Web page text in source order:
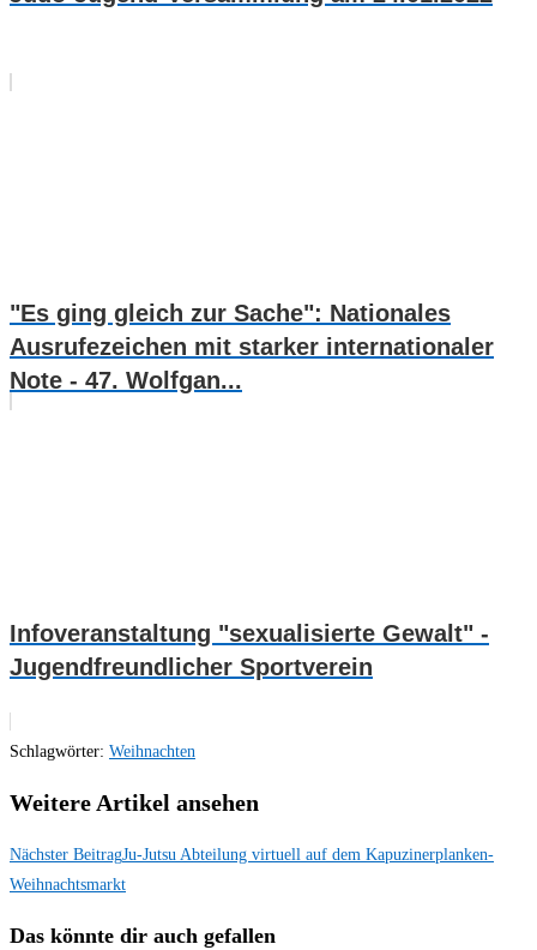
"Es ging gleich zur Sache": Nationales
Ausrufezeichen mit starker internationaler
Note - 47. Wolfgan...
Infoveranstaltung "sexualisierte Gewalt" -
Jugendfreundlicher Sportverein
Schlagwörter: Weihnachten
Weitere Artikel ansehen
Nächster BeitragJu-Jutsu Abteilung virtuell auf dem Kapuzinerplanken-
Weihnachtsmarkt
Das könnte dir auch gefallen